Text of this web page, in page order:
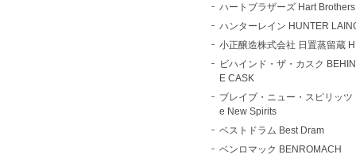
ハートブラザーズ Hart Brothers
ハンターレイン HUNTER
小正醸造株式会社 日置蒸留蔵
ビハインド・ザ・カスク
E CASK
ブレイブ・ニュー・スピリッツ
e New Spirits
ベストドラム Best Dram
ベンロマック BENROMACH